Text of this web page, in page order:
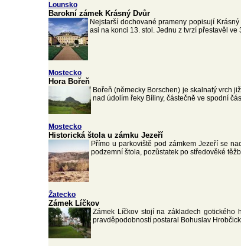
Lounsko
Barokní zámek Krásný Dvůr
Nejstarší dochované prameny popisují
asi na konci 13. stol. Jednu z tvrzí přestavěl
Mostecko
Hora Bořeň
Bořeň (německy Borschen) je skalnatý vrch
nad údolím řeky Bíliny, částečně ve spodní
Mostecko
Historická štola u zámku Jezeří
Přímo u parkoviště pod zámkem Jezeří se
podzemní štola, pozůstatek po středověké
Žatecko
Zámek Líčkov
Zámek Líčkov stojí na základech
pravděpodobností postaral Bohuslav